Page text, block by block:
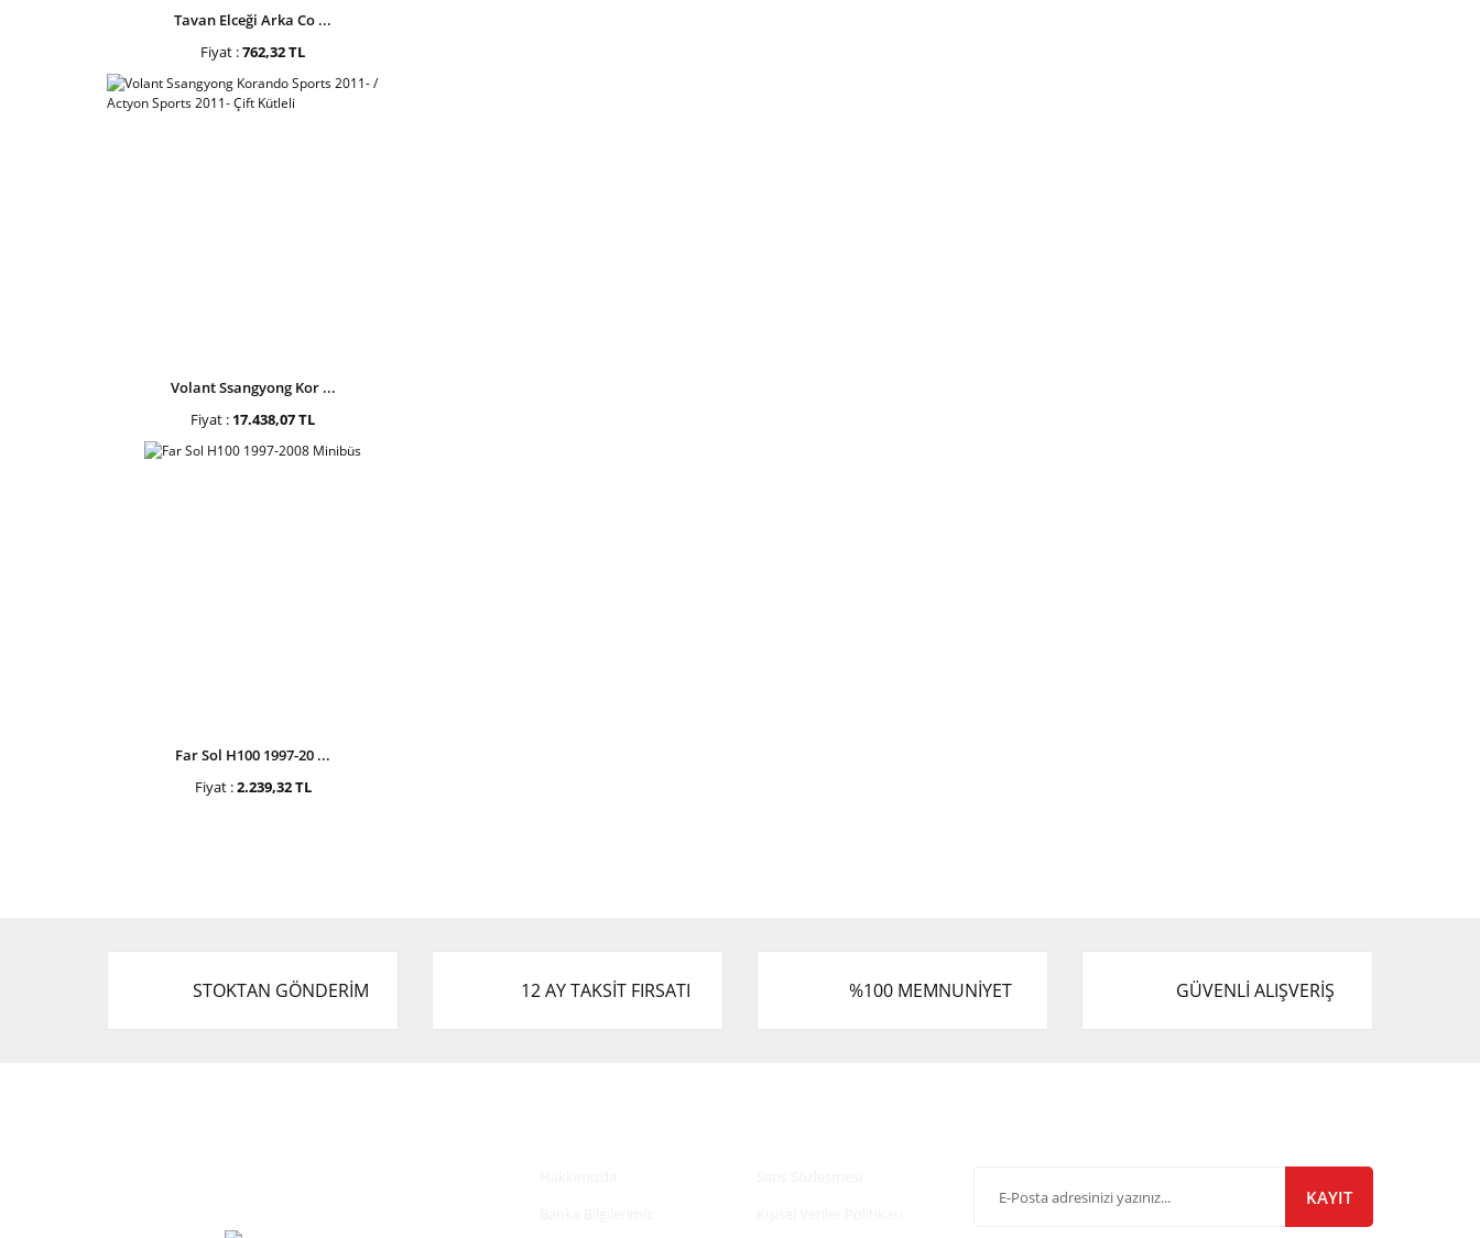
Tavan Elceği Arka Co ...
Fiyat :762,32 TL
Volant Ssangyong Kor ...
Fiyat : 17.438,07 TL
Far Sol H100 1997-20 ...
Fiyat :2.239,32 TL
STOKTAN GÖNDERİM 12 AY TAKSİT FIRSATI %100 MEMNUNİYET GÜVENLİ ALIŞVERİŞ
KAYIT